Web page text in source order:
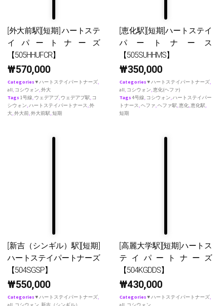
[外大前駅][短期] ハートステ
イパートナーズ
【505HHUFCR】
₩570,000
Categories♥ ハートステイパートナーズ,
all, コシウォン,外大
Tags1号線, ウェデアプ, ウェデアプ駅, コ
シウォン,ハートステイパートナース,外
大,外大前,外大前駅,短期
[恵化駅][短期]ハートステイ
パートナース
【505SUHHMS】
₩350,000
Categories♥ ハートステイパートナーズ,
all, コシウォン,恵化(ヘファ)
Tags4号線, コシウォン,ハートステイパー
トナース,ヘファ,ヘファ駅,恵化,恵化駅,
短期
[新吉（シンギル）駅][短期]
ハートステイパートナーズ
【504SGSP】
₩550,000
Categories♥ ハートステイパートナーズ,
[高麗大学駅][短期]ハートス
テイパートナーズ
【504KGDDS】
₩430,000
Categories♥ ハートステイパートナーズ,